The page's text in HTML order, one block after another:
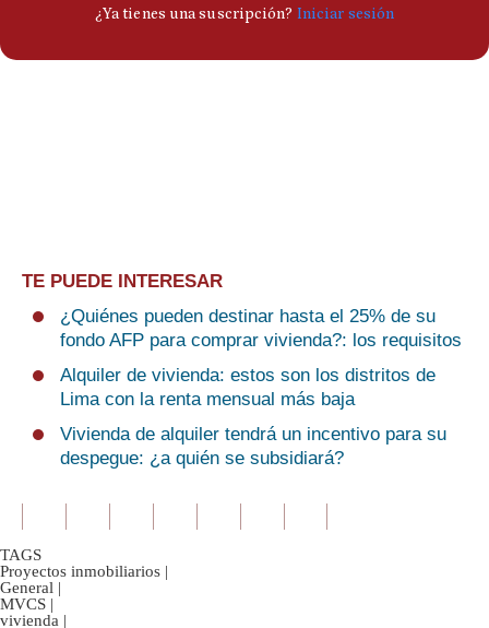
TE PUEDE INTERESAR
¿Quiénes pueden destinar hasta el 25% de su
fondo AFP para comprar vivienda?: los requisitos
Alquiler de vivienda: estos son los distritos de
Lima con la renta mensual más baja
Vivienda de alquiler tendrá un incentivo para su
despegue: ¿a quién se subsidiará?
TAGS
Proyectos inmobiliarios |
General |
MVCS |
vivienda |